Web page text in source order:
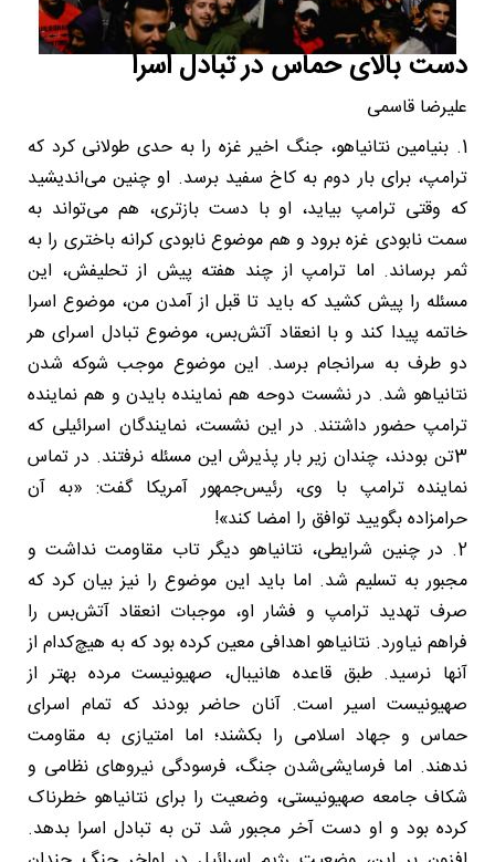
دست بالای حماس در تبادل اسرا
علیرضا قاسمی
1. بنیامین نتانیاهو، جنگ اخیر غزه را به حدی طولانی کرد که
ترامپ، برای بار دوم به کاخ سفید برسد. او چنین می‌اندیشید
که وقتی ترامپ بیاید، او با دست بازتری، هم می‌تواند به
سمت نابودی غزه برود و هم موضوع نابودی کرانه باختری را به
ثمر برساند. اما ترامپ از چند هفته پیش از تحلیفش، این
مسئله را پیش کشید که باید تا قبل از آمدن من، موضوع اسرا
خاتمه پیدا کند و با انعقاد آتش‌بس، موضوع تبادل اسرای هر
دو طرف به سرانجام برسد. این موضوع موجب شوکه شدن
نتانیاهو شد. در نشست دوحه هم نماینده بایدن و هم نماینده
ترامپ حضور داشتند. در این نشست، نمایندگان اسرائیلی که
3تن بودند، چندان زیر بار پذیرش این مسئله نرفتند. در تماس
نماینده ترامپ با وی، رئیس‌جمهور آمریکا گفت: «به آن
حرامزاده بگویید توافق را امضا کند»!
2. در چنین شرایطی، نتانیاهو دیگر تاب مقاومت نداشت و
مجبور به تسلیم شد. اما باید این موضوع را نیز بیان کرد که
صرف تهدید ترامپ و فشار او، موجبات انعقاد آتش‌بس را
فراهم نیاورد. نتانیاهو اهدافی معین کرده بود که به هیچ‌کدام از
آنها نرسید. طبق قاعده هانیبال، صهیونیست مرده بهتر از
صهیونیست اسیر است. آنان حاضر بودند که تمام اسرای
حماس و جهاد اسلامی را بکشند؛ اما امتیازی به مقاومت
ندهند. اما فرسایشی‌شدن جنگ، فرسودگی نیروهای نظامی و
شکاف جامعه صهیونیستی، وضعیت را برای نتانیاهو خطرناک
کرده بود و او دست آخر مجبور شد تن به تبادل اسرا بدهد.